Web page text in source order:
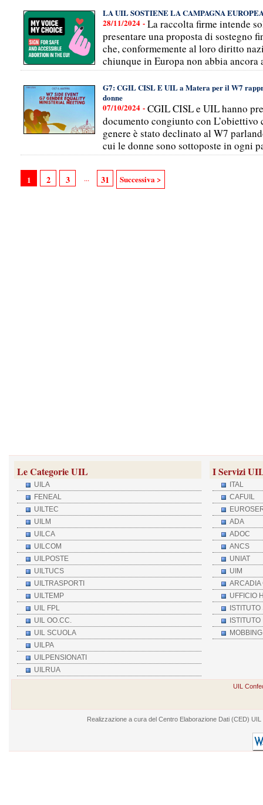
LA UIL SOSTIENE LA CAMPAGNA
28/11/2024 - La raccolta firme intende
presentare una proposta di sostegno
che, conformemente al loro diritto
chiunque in Europa non abbia ancora
G7: CGIL CISL E UIL a Matera per il W7
donne
07/10/2024 - CGIL CISL e UIL hanno
documento congiunto con
genere è stato declinato al W7
cui le donne sono sottoposte in ogni
1 2 3 ... 31 Successiva >
Le Categorie UIL
UILA
FENEAL
UILTEC
UILM
UILCA
UILCOM
UILPOSTE
UILTUCS
UILTRASPORTI
UILTEMP
UIL FPL
UIL OO.CC.
UIL SCUOLA
UILPA
UILPENSIONATI
UILRUA
I Servizi
ITAL
CAFUIL
ADA
ADOC
ANCS
UNIAT
UIM
ARCADIA
UFFICIO
UIL
Realizzazione a cura del Centro Elaborazione Dati (CED)